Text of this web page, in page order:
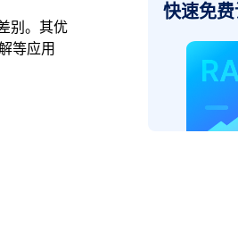
别。其优
等应用
快速免